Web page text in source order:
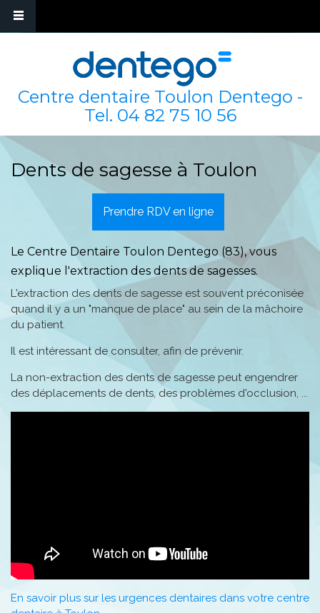
Centre dentaire Toulon Dentego -
Tel. 04 82 75 10 56
Dents de sagesse à Toulon
Prendre RDV en ligne
Le Centre Dentaire Toulon Dentego (83), vous
explique l'extraction des dents de sagesses.
L'extraction des dents de sagesse est souvent préconisée
quand il y a un "manque de place" au sein de la mâchoire
du patient.
Il est intéressant de consulter, afin de prévenir.
La non-extraction des dents de sagesse peut engendrer
des déplacements de dents, des problèmes d'occlusion, ...
En savoir plus sur les urgences dentaires dans votre centre